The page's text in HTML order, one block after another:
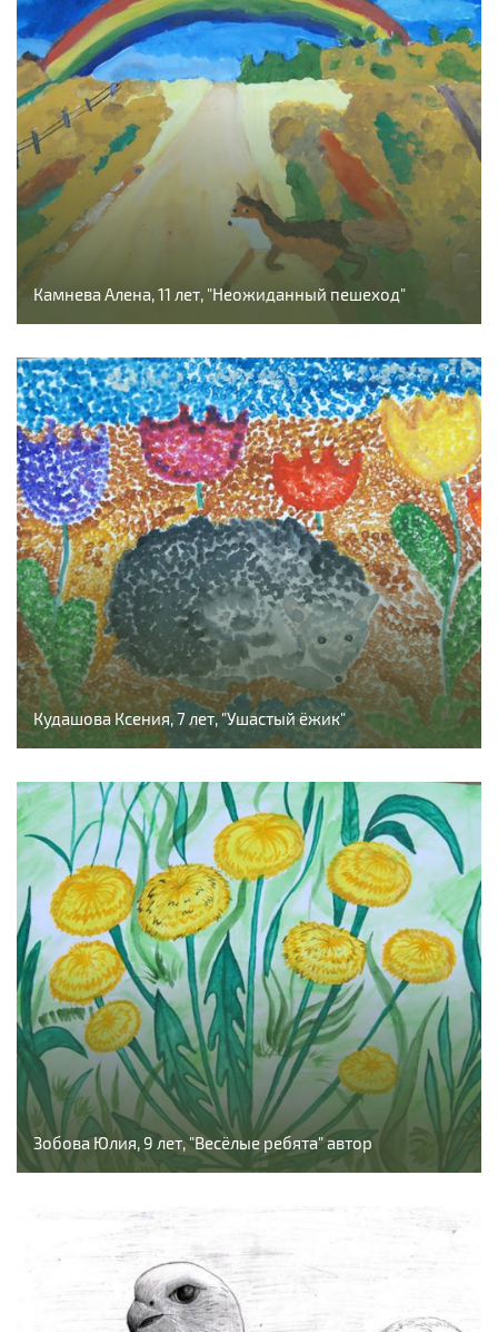
Камнева Алена, 11 лет, "Неожиданный пешеход"
Кудашова Ксения, 7 лет, "Ушастый ёжик"
Зобова Юлия, 9 лет, "Весёлые ребята" автор